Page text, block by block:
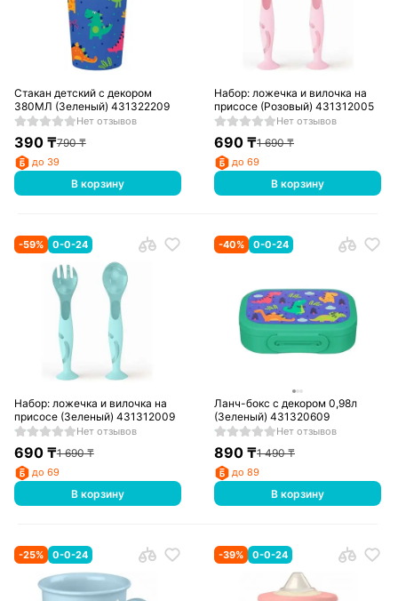
Стакан детский с декором
380МЛ (Зеленый) 431322209
Нет отзывов
390₸790₸
до 39
В корзину
Набор: ложечка и вилочка на
присосе (Розовый) 431312005
Нет отзывов
690 ₸1 690₸
до 69
В корзину
-59% 0-0-24
Набор: ложечка и вилочка на
присосе (Зеленый) 431312009
Нет отзывов
690₸1 690₸
до 69
В корзину
-40% 0-0-24
Ланч-бокс с декором 0,98л
(Зеленый) 431320609
Нет отзывов
890 ₸1 490₸
до 89
В корзину
-25% 0-0-24 -39% 0-0-24